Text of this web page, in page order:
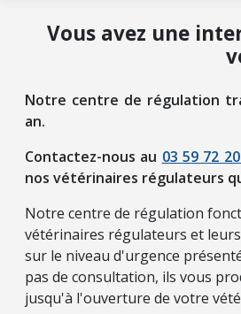
Vous avez une
Notre centre de régulation
an.
Contactez-nous au 03 59 72
nos vétérinaires régulateurs
Notre centre de régulation
vétérinaires régulateurs et
sur le niveau d'urgence
pas de consultation, ils vous
jusqu'à l'ouverture de votre